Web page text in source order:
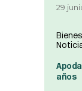
29
años